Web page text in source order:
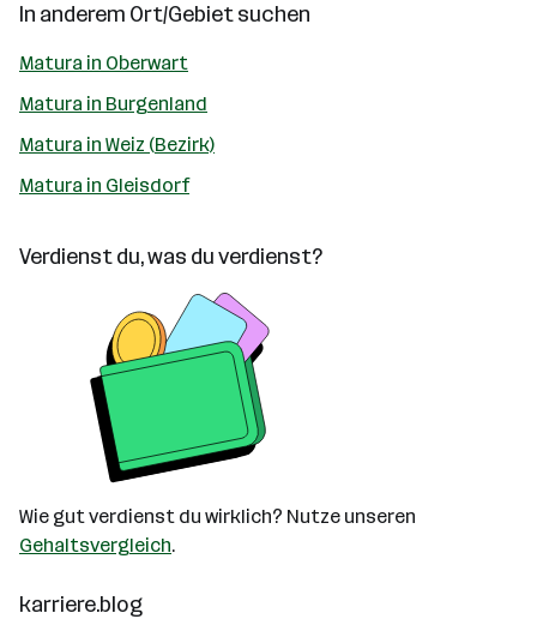
In anderem Ort/Gebiet suchen
Matura in Oberwart
Matura in Burgenland
Matura in Weiz (Bezirk)
Matura in Gleisdorf
Verdienst du, was du verdienst?
Wie gut verdienst du wirklich? Nutze unseren
Gehaltsvergleich.
karriere.blog